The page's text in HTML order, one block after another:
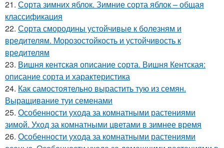
21. Сорта зимних яблок. Зимние сорта яблок – общая
классификация
22. Сорта смородины устойчивые к болезням и
вредителям. Морозостойкость и устойчивость к
вредителям
23. Вишня кентская описание сорта. Вишня Кентская:
описание сорта и характеристика
24. Как самостоятельно вырастить тую из семян.
Выращивание туи семенами
25. Особенности ухода за комнатными растениями
зимой. Уход за комнатными цветами в зимнее время
26. Особенности ухода за комнатными растениями